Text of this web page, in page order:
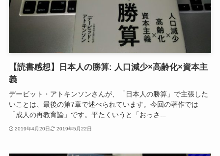
【読書感想】日本人の勝算: 人口減少×高齢化×資本主
義
デービット・アトキンソンさんが、「日本人の勝算」で主張した
いことは、最後の第7章で述べられています。今回の著作では
「成人の再教育論」です。平たくいうと「おっさ...
2019年4月20日 2019年5月22日